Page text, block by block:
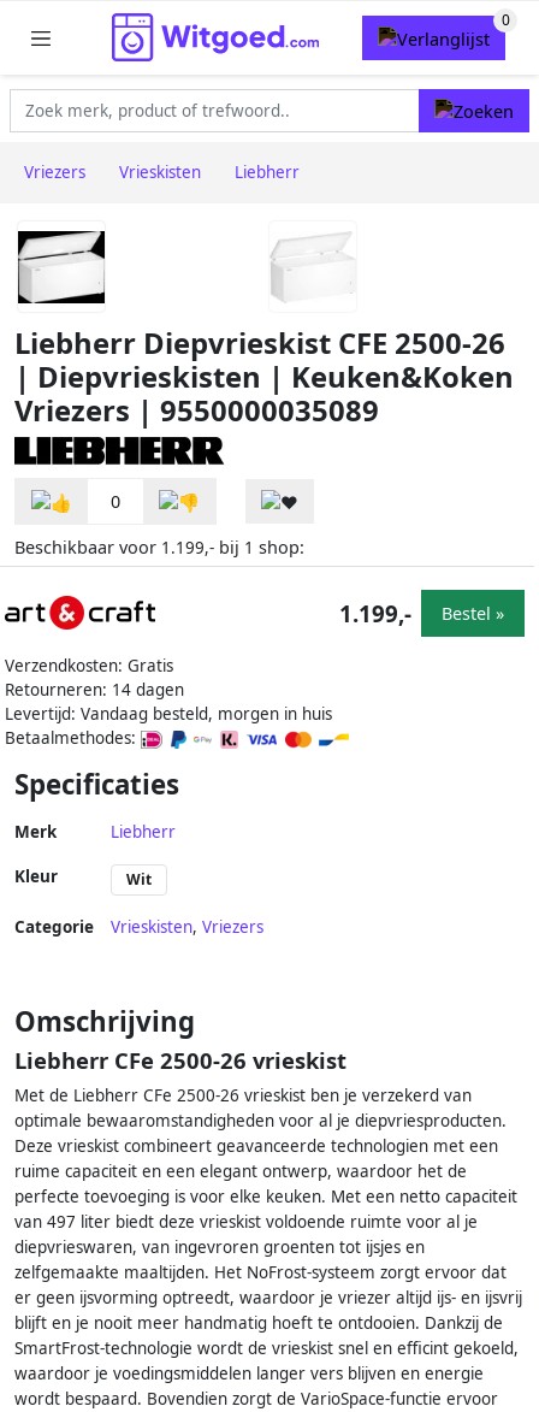
Vriezers Vrieskisten Liebherr
Liebherr Diepvrieskist CFE 2500-26
| Diepvrieskisten | Keuken&Koken
Vriezers | 9550000035089
0
Beschikbaar voor 1.199,- bij 1 shop:
Verzendkosten: Gratis
Retourneren: 14 dagen
Levertijd: Vandaag besteld, morgen in huis
Betaalmethodes:
1.199,- Bestel »
Specificaties
Merk Liebherr
Kleur Wit
Categorie Vrieskisten, Vriezers
Omschrijving
Liebherr CFe 2500-26 vrieskist
Met de Liebherr CFe 2500-26 vrieskist ben je verzekerd van
optimale bewaaromstandigheden voor al je diepvriesproducten.
Deze vrieskist combineert geavanceerde technologien met een
ruime capaciteit en een elegant ontwerp, waardoor het de
perfecte toevoeging is voor elke keuken. Met een netto capaciteit
van 497 liter biedt deze vrieskist voldoende ruimte voor al je
diepvrieswaren, van ingevroren groenten tot ijsjes en
zelfgemaakte maaltijden. Het NoFrost-systeem zorgt ervoor dat
er geen ijsvorming optreedt, waardoor je vriezer altijd ijs- en ijsvrij
blijft en je nooit meer handmatig hoeft te ontdooien. Dankzij de
SmartFrost-technologie wordt de vrieskist snel en efficint gekoeld,
waardoor je voedingsmiddelen langer vers blijven en energie
wordt bespaard. Bovendien zorgt de VarioSpace-functie ervoor